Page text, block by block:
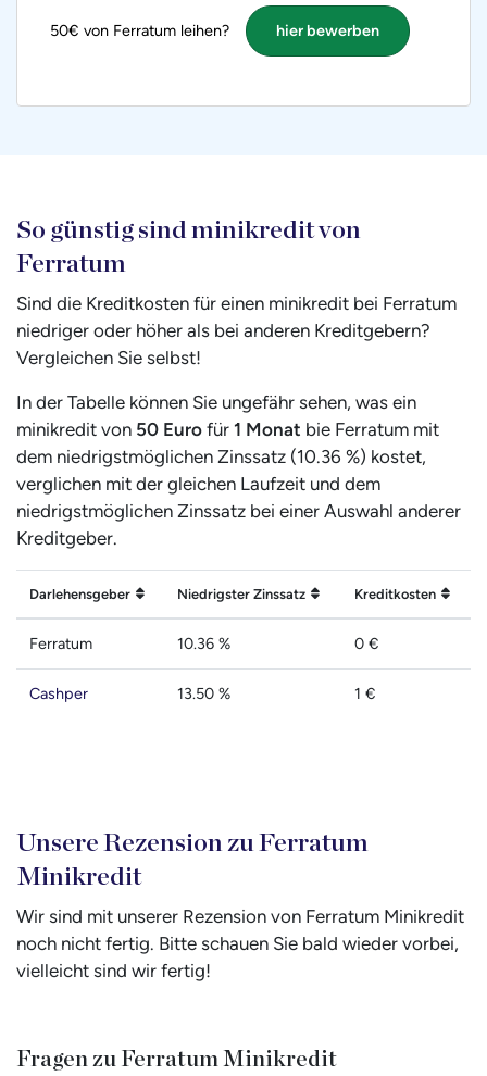
50€ von Ferratum leihen? hier bewerben
So günstig sind minikredit von
Ferratum
Sind die Kreditkosten für einen minikredit bei Ferratum
niedriger oder höher als bei anderen Kreditgebern?
Vergleichen Sie selbst!
In der Tabelle können Sie ungefähr sehen, was ein
minikredit von 50 Euro für 1 Monat bie Ferratum mit
dem niedrigstmöglichen Zinssatz (10.36 %) kostet,
verglichen mit der gleichen Laufzeit und dem
niedrigstmöglichen Zinssatz bei einer Auswahl anderer
Kreditgeber.
Darlehensgeber Niedrigster Zinssatz Kreditkosten
Ferratum 10.36 % 0 €
Cashper 13.50 % 1 €
Unsere Rezension zu Ferratum
Minikredit
Wir sind mit unserer Rezension von Ferratum Minikredit
noch nicht fertig. Bitte schauen Sie bald wieder vorbei,
vielleicht sind wir fertig!
Fragen zu Ferratum Minikredit